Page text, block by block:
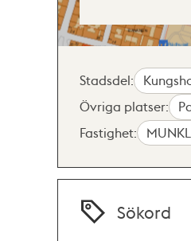
Stadsdel:
Övriga platser:
Fastighet:
Sökord